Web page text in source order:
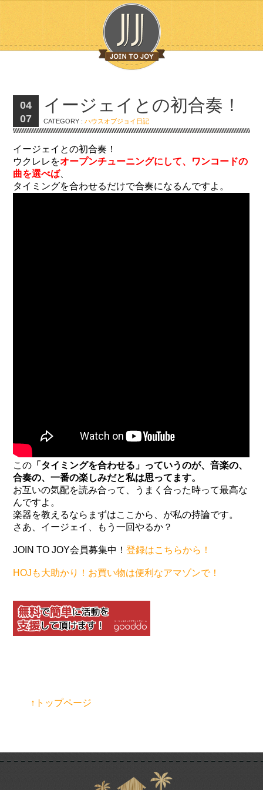
04
07
イージェイとの初合奏！
CATEGORY :ハウスオブジョイ日記
イージェイとの初合奏！
ウクレレをオープンチューニングにして、ワンコードの
曲を選べば、
タイミングを合わせるだけで合奏になるんですよ。
この 「タイミングを合わせる」っていうのが、音楽の、
合奏の、一番の楽しみだと私は思ってます。
お互いの気配を読み合って、うまく合った時って最高な
んですよ。
楽器を教えるならまずはここから、が私の持論です。
さあ、イージェイ、もう一回やるか？
JOIN TO JOY会員募集中！登録はこちらから！
HOJも大助かり！お買い物は便利なアマゾンで！
↑トップページ